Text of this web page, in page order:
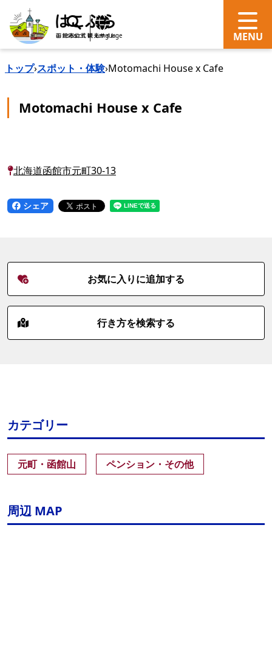
search Language
トップ›スポット・体験›Motomachi House x Cafe
Motomachi House x Cafe
北海道函館市元町30-13
シェア
お気に入りに追加する
行き方を検索する
カテゴリー
元町・函館山 ペンション・その他
周辺 MAP